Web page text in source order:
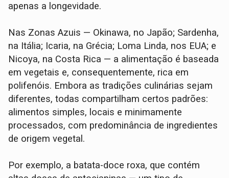
apenas a longevidade.
Nas Zonas Azuis — Okinawa, no Japão; Sardenha,
na Itália; Icaria, na Grécia; Loma Linda, nos EUA; e
Nicoya, na Costa Rica — a alimentação é baseada
em vegetais e, consequentemente, rica em
polifenóis. Embora as tradições culinárias sejam
diferentes, todas compartilham certos padrões:
alimentos simples, locais e minimamente
processados, com predominância de ingredientes
de origem vegetal.
Por exemplo, a batata-doce roxa, que contém